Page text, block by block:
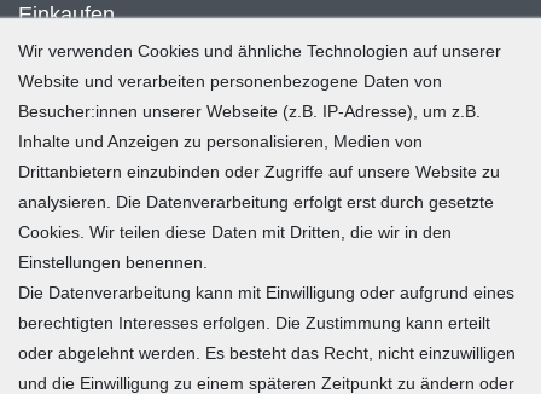
Einkaufen
Zahlung und Versand
Widerrufsrecht
Warenkorb
Zur Kasse
Mein Konto
Registrieren
Login
Wir verwenden Cookies und ähnliche Technologien auf unserer
Website und verarbeiten personenbezogene Daten von
Besucher:innen unserer Webseite (z.B. IP-Adresse), um z.B.
Inhalte und Anzeigen zu personalisieren, Medien von
Drittanbietern einzubinden oder Zugriffe auf unsere Website zu
analysieren. Die Datenverarbeitung erfolgt erst durch gesetzte
Cookies. Wir teilen diese Daten mit Dritten, die wir in den
Einstellungen benennen.
Die Datenverarbeitung kann mit Einwilligung oder aufgrund eines
berechtigten Interesses erfolgen. Die Zustimmung kann erteilt
oder abgelehnt werden. Es besteht das Recht, nicht einzuwilligen
und die Einwilligung zu einem späteren Zeitpunkt zu ändern oder